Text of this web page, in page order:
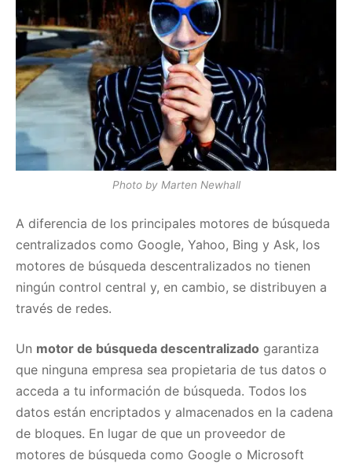
Photo by Marten Newhall
A diferencia de los principales motores de búsqueda
centralizados como Google, Yahoo, Bing y Ask, los
motores de búsqueda descentralizados no tienen
ningún control central y, en cambio, se distribuyen a
través de redes.
Un motor de búsqueda descentralizado garantiza
que ninguna empresa sea propietaria de tus datos o
acceda a tu información de búsqueda. Todos los
datos están encriptados y almacenados en la cadena
de bloques. En lugar de que un proveedor de
motores de búsqueda como Google o Microsoft